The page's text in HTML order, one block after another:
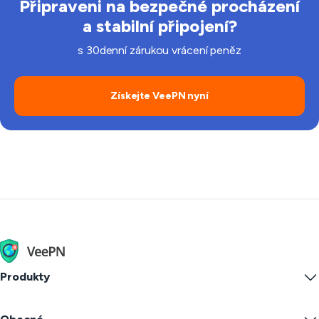
Připraveni na bezpečné procházení
a stabilní připojení?
s 30denní zárukou vrácení peněz
Získejte VeePN nyní
Produkty